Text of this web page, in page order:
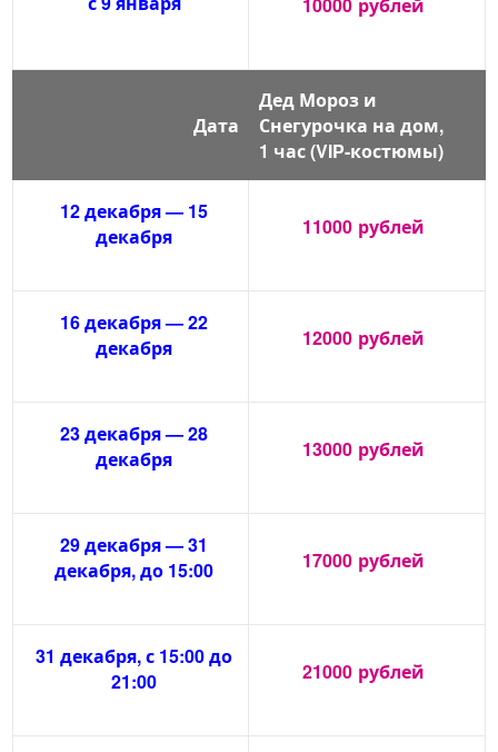
Дата
Дед Мороз и
Снегурочка на дом,
1 час (VIP-костюмы)
12 декабря — 15
декабря
11000 рублей
16 декабря — 22
декабря
12000 рублей
23 декабря — 28
декабря
13000 рублей
29 декабря — 31
декабря, до 15:00
17000 рублей
31 декабря, с 15:00 до
21:00
21000 рублей